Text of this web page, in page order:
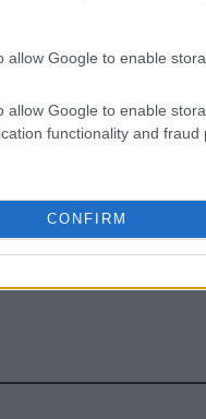
allow Google to enable
allow Google to enable
functionality and
CONFIRM